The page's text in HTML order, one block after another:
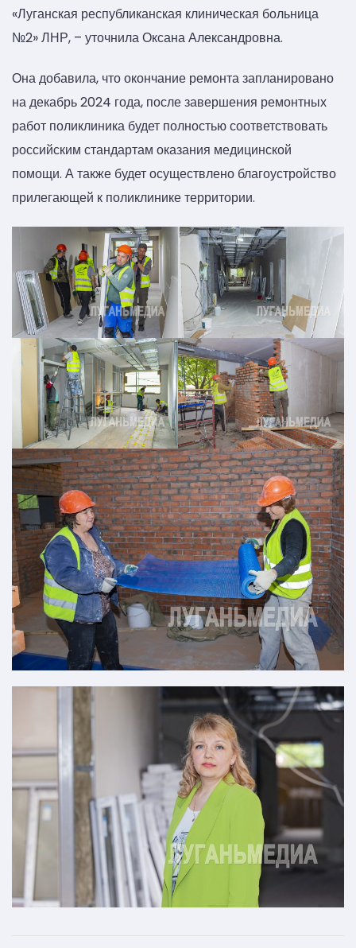
«Луганская республиканская клиническая больница
№2» ЛНР, – уточнила Оксана Александровна.
Она добавила, что окончание ремонта запланировано
на декабрь 2024 года, после завершения ремонтных
работ поликлиника будет полностью соответствовать
российским стандартам оказания медицинской
помощи. А также будет осуществлено благоустройство
прилегающей к поликлинике территории.